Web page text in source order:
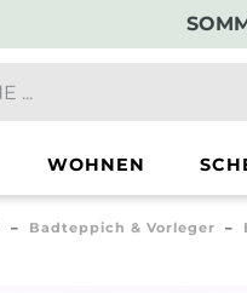
WOHNEN
Badteppich & Vorleger